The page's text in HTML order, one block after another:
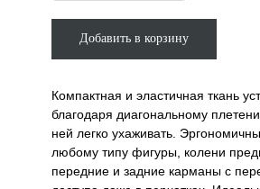
Добавить в корзину
Компактная и эластичная ткань
благодаря диагональному
ней легко ухаживать.
любому типу фигуры, колени
передние и задние карманы с